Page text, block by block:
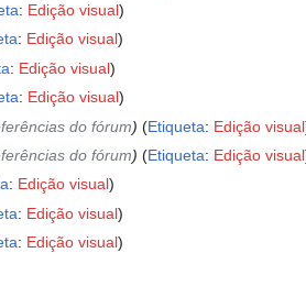
: Edição visual
: Edição visual
: Edição visual
: Edição visual
do fórum Etiqueta: Edição visual
do fórum Etiqueta: Edição visual
: Edição visual
: Edição visual
: Edição visual